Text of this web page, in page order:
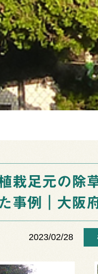
栽足元の除
事例｜大阪
2023/02/28